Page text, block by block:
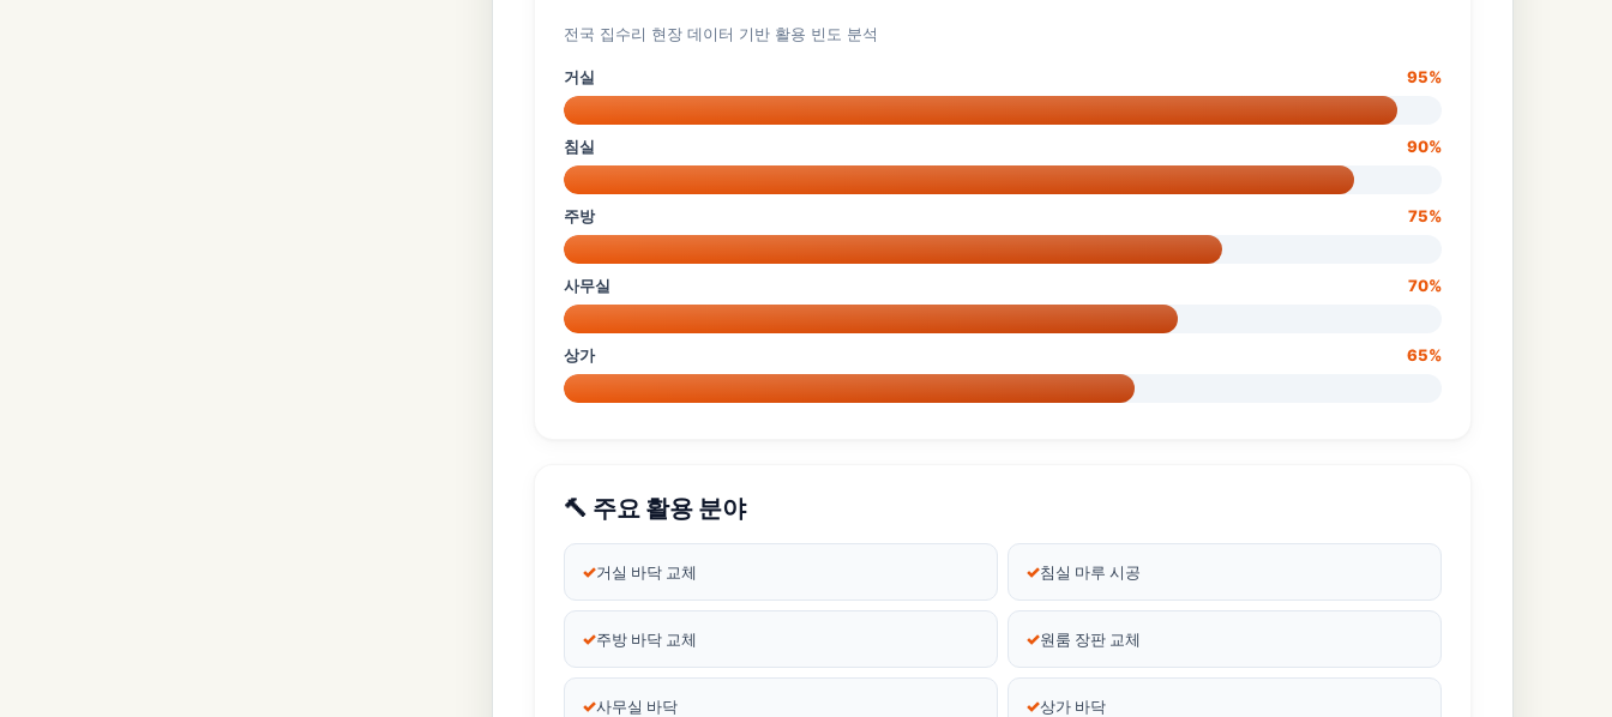
전국 집수리 현장 데이터 기반 활용 빈도 분석
거실 95%
침실 90%
주방 75%
사무실 70%
상가 65%
🔨 주요 활용 분야
거실 바닥 교체 침실 마루 시공
주방 바닥 교체 원룸 장판 교체
사무실 바닥 상가 바닥